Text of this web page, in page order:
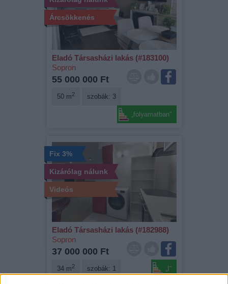
Árcsökkenés
Eladó Társasházi lakás (#183100)
Sopron
55 000 000 Ft
50 m2 szobák: 3
„folyamatban“
Fix 3%
Kizárólag nálunk
Videós
Eladó Társasházi lakás (#182988)
Sopron
37 000 000 Ft
34 m2 szobák: 1 „I“